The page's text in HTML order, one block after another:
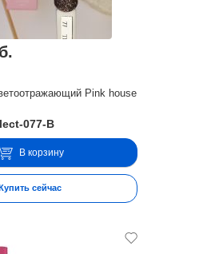
Pink house
077-B
В корзину
сейчас